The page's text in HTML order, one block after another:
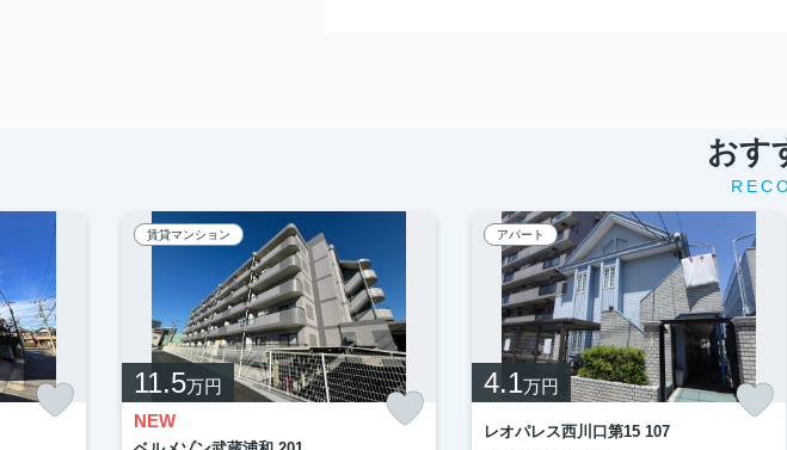
おす
賃貸マンション
11.5万円
NEW
アパート
4.1万円
レオパレス西川口第15 107